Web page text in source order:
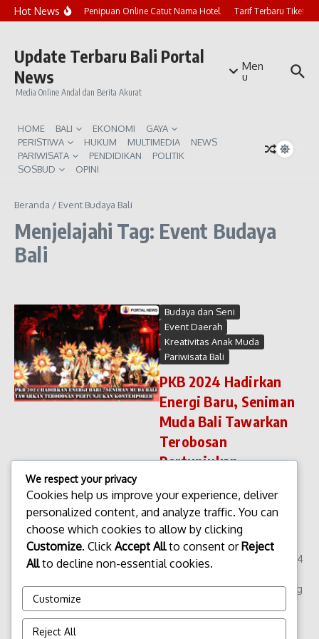
Lewati ke konten
Hot NewsMarak Penipuan Online Catut Nama Hotel Tarif Terbaru Tiket
Update Terbaru Bali Portal
News
Media Online Andal dan Berita Akurat
Men
u
HOME BALI EKONOMI
GAYA
PERISTIWA
HUKUM MULTIMEDIA
NEWS
PARIWISATA
PENDIDIKAN
POLITIK
SOSBUD
OPINI
Beranda / Event Budaya Bali
Menjelajahi Tag: Event Budaya
Bali
Budaya dan Seni
Event Daerah
Kreativitas Anak Muda
Pariwisata Bali
PKB 2024 Hadirkan
Energi Baru, Seniman
Muda Bali Tawarkan
Terobosan
Pertunjukan
PKB 2024 Hadirkan Energi
Baru, Seniman Muda Bali
Tawarkan Terobosan
Pertunjukan Kontemporer.
Pesta Kesenian Bali (PKB) 2024
agenda budaya tahunan paling
admin Desember 30, 2025
We respect your privacy
Cookies help us improve your experience, deliver
personalized content, and analyze traffic. You can
choose which cookies to allow by clicking
Customize. Click Accept Allto consent orReject
Allto decline non-essential cookies.
Customize
Reject All